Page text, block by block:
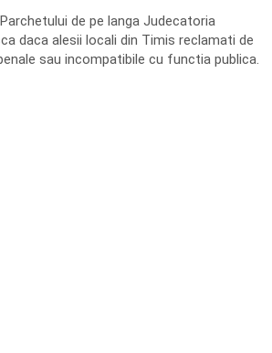
de pe langa Judecatoria
daca alesii locali din Timis reclamati de
sau incompatibile cu functia publica.